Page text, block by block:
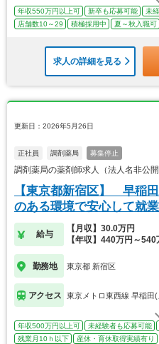
年収550万円以上可 新卒も応募可能 未
店舗数10～29
積極採用中 夏～秋入職可
求人の詳細を見る
更新日：2026年5月26日
正社員 調剤薬局 募集停止
調剤薬局の薬剤師求人（法人名非公
【東京都新宿区】 早稲
のある環境で安心して就
給与
【月収】30.0万円
【年収】440万円～
勤務地 東京都 新宿区
アクセス 東京メトロ東西線 早稲田
年収500万円以上可 未経験者も応募可能
残業月10ｈ以下
産休・育休取得実績有り